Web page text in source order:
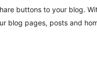
buttons to your blog.
blog pages, posts and